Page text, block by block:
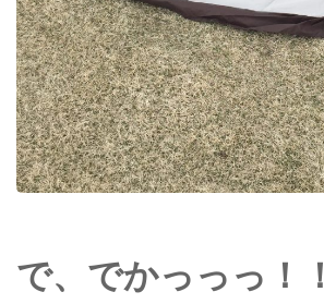
で、でかっっっ！！